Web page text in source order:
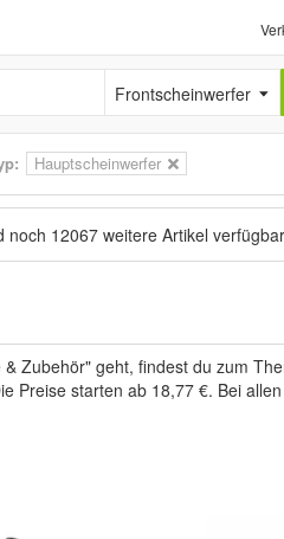
Frontscheinwerfer
Hauptscheinwerfer
noch 12067 weitere Artikel
Zubehör" geht, findest du zum
Preise starten ab 18,77 €. Bei